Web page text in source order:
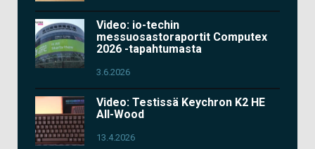
Video: io-techin
messuosastoraportit Computex
2026 -tapahtumasta
3.6.2026
Video: Testissä Keychron K2 HE
All-Wood
13.4.2026